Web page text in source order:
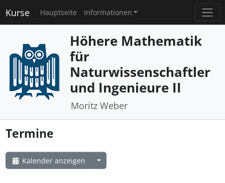
Kurse Hauptseite Informationen
Höhere Mathematik
für
Naturwissenschaftler
und Ingenieure II
Moritz Weber
Termine
Kalender anzeigen